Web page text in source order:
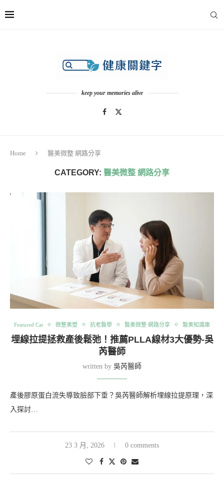
keep your memories alive
Home 醫美微整 網路分享
CATEGORY: 醫美微整 網路分享
Featured Cat 微整美塑 抗老醫學 醫美微整 網路分享 醫美知識庫
埋線拉提拯救產後鬆弛！推薦PLLA線材3大優勢-吳
芮醫師
written by 吳芮醫師
產後膠原蛋白流失導致臉部下垂？吳芮醫師解析埋線拉提原理，深
入探討…
23 3 月, 2026 0 comments